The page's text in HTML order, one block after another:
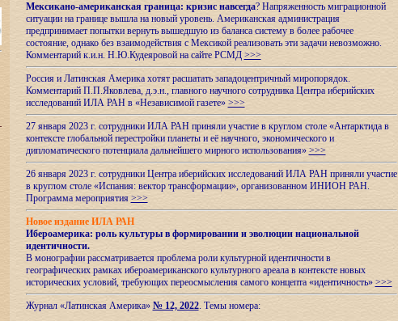
Мексикано-американская граница: кризис навсегда? Напряженность миграционной
ситуации на границе вышла на новый уровень. Американская администрация
предпринимает попытки вернуть вышедшую из баланса систему в более рабочее
состояние, однако без взаимодействия с Мексикой реализовать эти задачи невозможно.
Комментарий к.и.н. Н.Ю.Кудеяровой на сайте РСМД >>>
Россия и Латинская Америка хотят расшатать западоцентричный миропорядок.
Комментарий П.П.Яковлева, д.э.н., главного научного сотрудника Центра иберийских
исследований ИЛА РАН в «Независимой газете» >>>
27 января 2023 г. сотрудники ИЛА РАН приняли участие в круглом столе «Антарктида в
контексте глобальной перестройки планеты и её научного, экономического и
дипломатического потенциала дальнейшего мирного использования» >>>
26 января 2023 г. сотрудники Центра иберийских исследований ИЛА РАН приняли участие
в круглом столе «Испания: вектор трансформации», организованном ИНИОН РАН.
Программа мероприятия>>>
Новое издание ИЛА РАН
Ибероамерика: роль культуры в формировании и эволюции национальной
идентичности.
В монографии рассматривается проблема роли культурной идентичности в
географических рамках ибероамериканского культурного ареала в контексте новых
исторических условий, требующих переосмысления самого концепта «идентичность» >>>
Журнал «Латинская Америка» № 12, 2022. Темы номера: